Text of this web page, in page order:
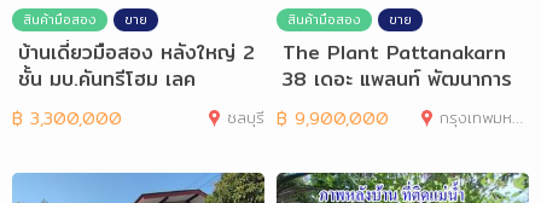
สินค้ามือสอง ขาย
บ้านเดี่ยวมือสอง หลังใหญ่ 2
ชั้น มบ.คันทรีโฮม เลค
฿ 3,300,000 ชลบุรี
สินค้ามือสอง ขาย
The Plant Pattanakarn
38 เดอะ แพลนท์ พัฒนาการ
38 หลังมุม
฿ 9,900,000 กรุงเทพมหานคร